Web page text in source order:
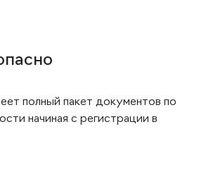
полный пакет документов по
начиная с регистрации в